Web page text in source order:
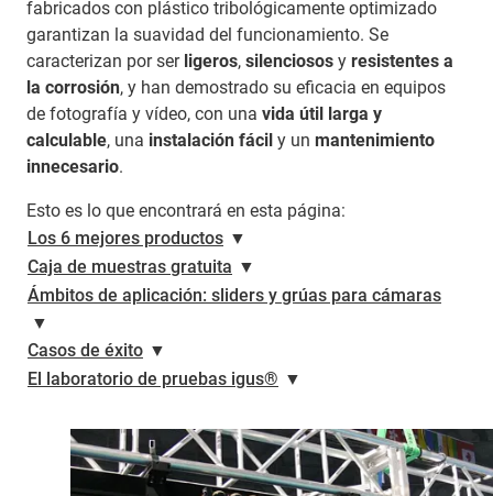
fabricados con plástico tribológicamente optimizado
garantizan la suavidad del funcionamiento. Se
caracterizan por ser ligeros, silenciosos y resistentes a
la corrosión, y han demostrado su eficacia en equipos
de fotografía y vídeo, con una vida útil larga y
calculable, una instalación fácil y un mantenimiento
innecesario.
Esto es lo que encontrará en esta página:
Los 6 mejores productos ▼
Caja de muestras gratuita ▼
Ámbitos de aplicación: sliders y grúas para cámaras
▼
Casos de éxito ▼
El laboratorio de pruebas igus® ▼